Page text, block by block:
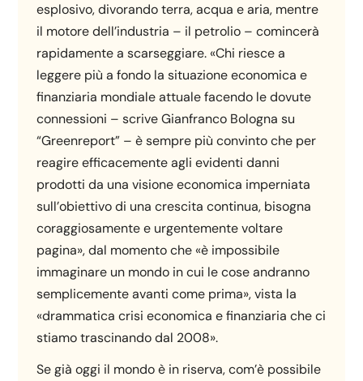
esplosivo, divorando terra, acqua e aria, mentre
il motore dell’industria – il petrolio – comincerà
rapidamente a scarseggiare. «Chi riesce a
leggere più a fondo la situazione economica e
finanziaria mondiale attuale facendo le dovute
connessioni – scrive Gianfranco Bologna su
“Greenreport” – è sempre più convinto che per
reagire efficacemente agli evidenti danni
prodotti da una visione economica imperniata
sull’obiettivo di una crescita continua, bisogna
coraggiosamente e urgentemente voltare
pagina», dal momento che «è impossibile
immaginare un mondo in cui le cose andranno
semplicemente avanti come prima», vista la
«drammatica crisi economica e finanziaria che ci
stiamo trascinando dal 2008».
Se già oggi il mondo è in riserva, com’è possibile